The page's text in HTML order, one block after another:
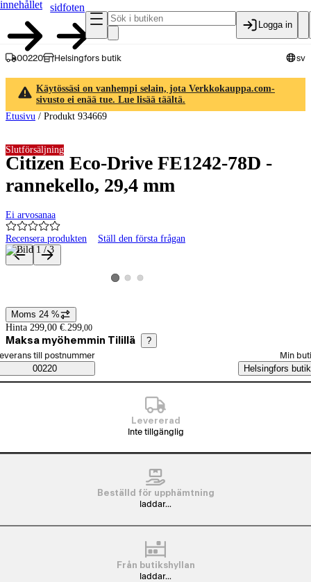
innehållet
sidfoten
Logga in
00220 Helsingfors butik sv
Käytössäsi on vanhempi selain, jota Verkkokauppa.com-
sivusto ei enää tue. Lue lisää täältä.
Etusivu / Produkt 934669
Citizen Eco-Drive FE1242-78D -
rannekello, 29,4 mm
Ei arvosanaa
Recensera produkten Ställ den första frågan
Slutförsäljning
Produktbilder och videor
Visa produktbild 1
Visa produktbild 2
Visa produktbild 3
Prisinformation
Moms 24 %
Hinta 299,00 €. 299,00
Maksa myöhemmin Tilillä ?
Saatavuustiedot
beställningssätt
till postnummer
00220
Min
Helsingfors butik
Levererad
Inte tillgänglig
Beställd för upphämtning
laddar...
Från butikshyllan
laddar...